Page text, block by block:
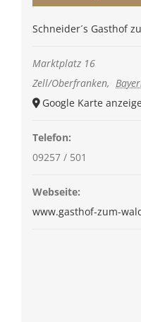
Schneider´s Gasthof
Marktplatz 16
Zell/Oberfranken,
Google Karte
Telefon:
09257 / 501
Webseite:
www.gasthof-zum-